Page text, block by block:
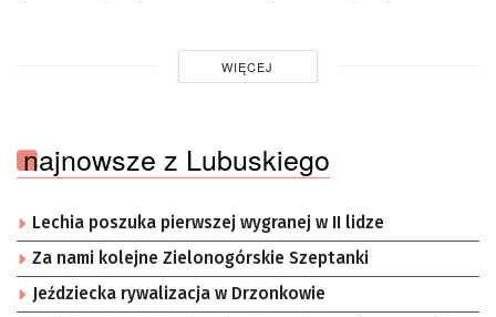
WIĘCEJ
najnowsze z Lubuskiego
Lechia poszuka pierwszej wygranej w II lidze
Za nami kolejne Zielonogórskie Szeptanki
Jeździecka rywalizacja w Drzonkowie